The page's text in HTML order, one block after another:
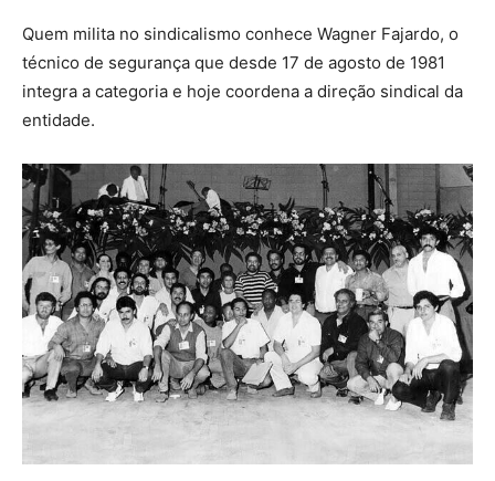
Quem milita no sindicalismo conhece Wagner Fajardo, o
técnico de segurança que desde 17 de agosto de 1981
integra a categoria e hoje coordena a direção sindical da
entidade.